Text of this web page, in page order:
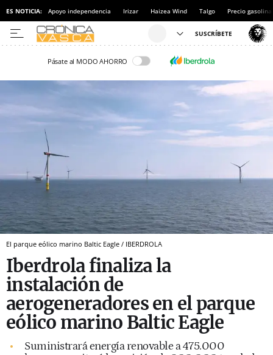
ES NOTICIA: Apoyo independencia Irizar Haizea Wind Talgo Precio gasolina
Pásate al MODO AHORRO
El parque eólico marino Baltic Eagle / IBERDROLA
Iberdrola finaliza la
instalación de
aerogeneradores en el parque
eólico marino Baltic Eagle
Suministrará energía renovable a 475.000